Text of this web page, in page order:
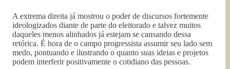
A extrema direita já mostrou o poder de discursos fortemente
ideologizados diante de parte do eleitorado e talvez muitos
daqueles menos alinhados já estejam se cansando dessa
retórica. É hora de o campo progressista assumir seu lado sem
medo, pontuando e ilustrando o quanto suas ideias e projetos
podem interferir positivamente o cotidiano das pessoas.